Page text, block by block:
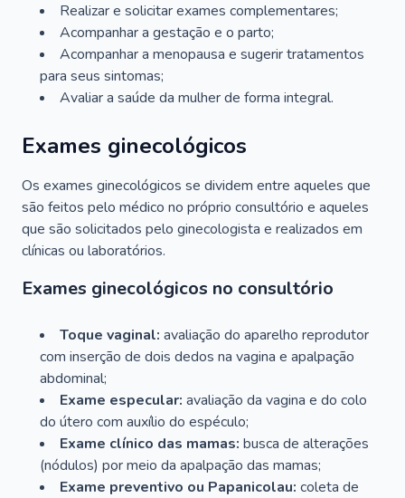
Realizar e solicitar exames complementares;
Acompanhar a gestação e o parto;
Acompanhar a menopausa e sugerir tratamentos
para seus sintomas;
Avaliar a saúde da mulher de forma integral.
Exames ginecológicos
Os exames ginecológicos se dividem entre aqueles que
são feitos pelo médico no próprio consultório e aqueles
que são solicitados pelo ginecologista e realizados em
clínicas ou laboratórios.
Exames ginecológicos no consultório
Toque vaginal: avaliação do aparelho reprodutor
com inserção de dois dedos na vagina e apalpação
abdominal;
Exame especular: avaliação da vagina e do colo
do útero com auxílio do espéculo;
Exame clínico das mamas: busca de alterações
(nódulos) por meio da apalpação das mamas;
Exame preventivo ou Papanicolau: coleta de